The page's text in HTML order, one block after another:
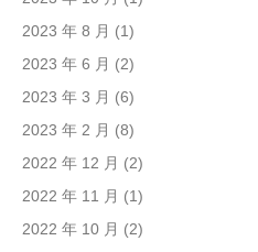
2023 年 8 月 (1)
2023 年 6 月 (2)
2023 年 3 月 (6)
2023 年 2 月 (8)
2022 年 12 月 (2)
2022 年 11 月 (1)
2022 年 10 月 (2)